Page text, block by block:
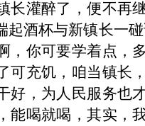
长灌醉了，便不再
起酒杯与新镇长一
，你可要学着点，
可充饥，咱当镇长
好，为人民服务也
能喝就喝，其实，